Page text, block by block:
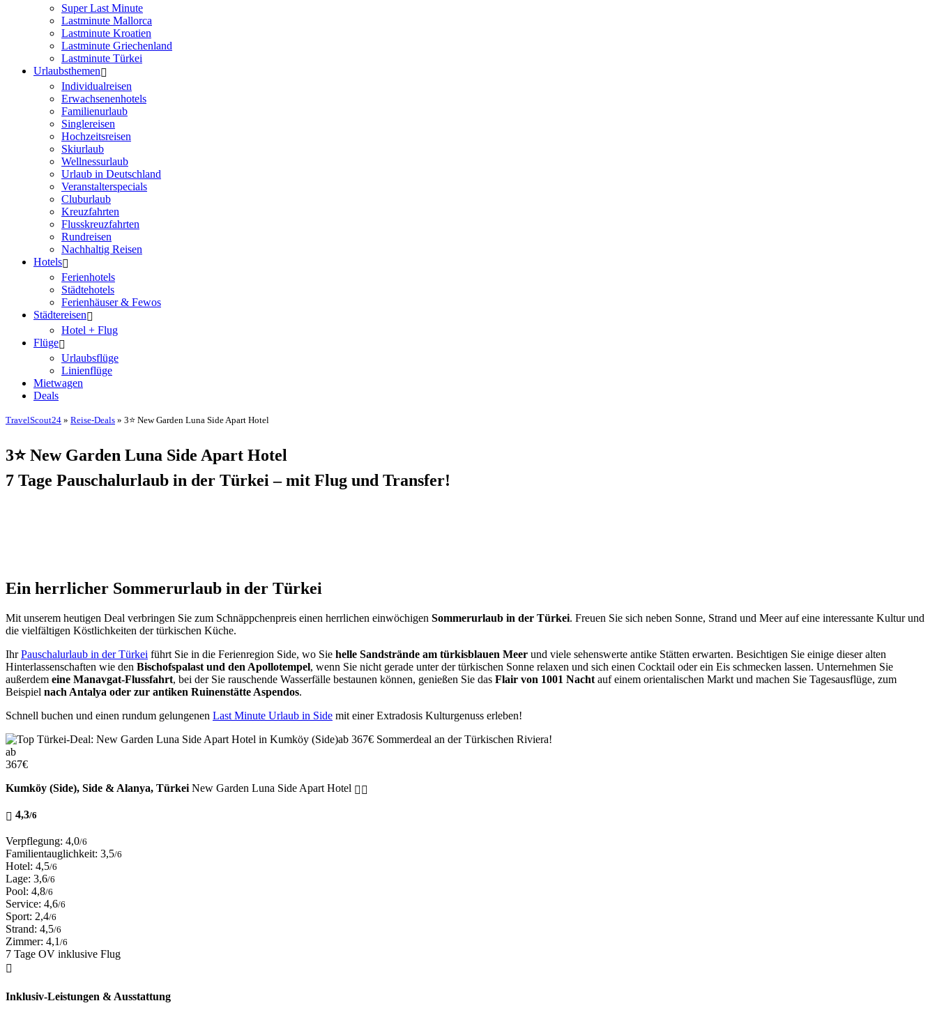
Super Last Minute
Lastminute Mallorca
Lastminute Kroatien
Lastminute Griechenland
Lastminute Türkei
Urlaubsthemen
Individualreisen
Erwachsenenhotels
Familienurlaub
Singlereisen
Hochzeitsreisen
Skiurlaub
Wellnessurlaub
Urlaub in Deutschland
Veranstalterspecials
Cluburlaub
Kreuzfahrten
Flusskreuzfahrten
Rundreisen
Nachhaltig Reisen
Hotels
Ferienhotels
Städtehotels
Ferienhäuser & Fewos
Städtereisen
Hotel + Flug
Flüge
Urlaubsflüge
Linienflüge
Mietwagen
Deals
TravelScout24 » Reise-Deals » 3⭐ New Garden Luna Side Apart Hotel
3⭐ New Garden Luna Side Apart Hotel
7 Tage Pauschalurlaub in der Türkei – mit Flug und Transfer!
Ein herrlicher Sommerurlaub in der Türkei
Mit unserem heutigen Deal verbringen Sie zum Schnäppchenpreis einen herrlichen einwöchigen Sommerurlaub in der Türkei. Freuen Sie sich neben Sonne, Strand und Meer auf eine interessante Kultur und
die vielfältigen Köstlichkeiten der türkischen Küche.
IhrPauschalurlaub in der Türkei führt Sie in die Ferienregion Side, wo Sie helle Sandstrände am türkisblauen Meer und viele sehenswerte antike Stätten erwarten. Besichtigen Sie einige dieser alten
Hinterlassenschaften wie den Bischofspalast und den Apollotempel, wenn Sie nicht gerade unter der türkischen Sonne relaxen und sich einen Cocktail oder ein Eis schmecken lassen. Unternehmen Sie
außerdem eine Manavgat-Flussfahrt, bei der Sie rauschende Wasserfälle bestaunen können, genießen Sie das Flair von 1001 Nacht auf einem orientalischen Markt und machen Sie Tagesausflüge, zum
Beispiel nach Antalya oder zur antiken Ruinenstätte Aspendos.
Schnell buchen und einen rundum gelungenen Last Minute Urlaub in Side mit einer Extradosis Kulturgenuss erleben!
Sommerdeal an der Türkischen Riviera!
ab
367€
Kumköy (Side), Side & Alanya, Türkei New Garden Luna Side Apart Hotel
4,3/6
Verpflegung: 4,0/6
Familientauglichkeit: 3,5/6
Hotel: 4,5/6
Lage: 3,6/6
Pool: 4,8/6
Service: 4,6/6
Sport: 2,4/6
Strand: 4,5/6
Zimmer: 4,1 /6
7 Tage OV inklusive Flug
Inklusiv-Leistungen & Ausstattung